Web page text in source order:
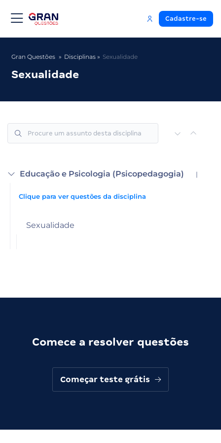
Cadastre-se
Gran Questões Disciplinas Sexualidade
Sexualidade
Educação e Psicologia (Psicopedagogia) |
Clique para ver questões da disciplina
Sexualidade
Comece a resolver questões
Começar teste grátis